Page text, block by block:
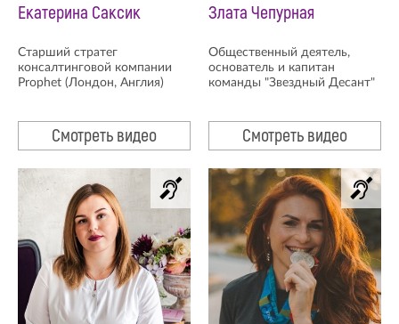
Екатерина Саксик
Старший стратег
консалтинговой компании
Prophet (Лондон, Англия)
Смотреть видео
Злата Чепурная
Общественный деятель,
основатель и капитан
команды "Звездный Десант"
Смотреть видео